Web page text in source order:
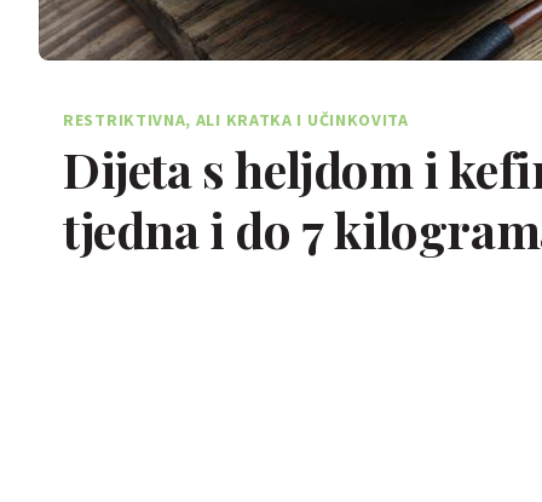
RESTRIKTIVNA, ALI KRATKA I UČINKOVITA
Dijeta s heljdom i
tjedna i do 7